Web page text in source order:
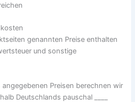
genannten Preise enthalten
und sonstige
Preisen berechnen wir
Deutschlands pauschal ____